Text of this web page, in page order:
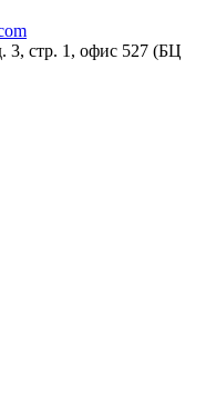
3, стр. 1, офис 527 (БЦ